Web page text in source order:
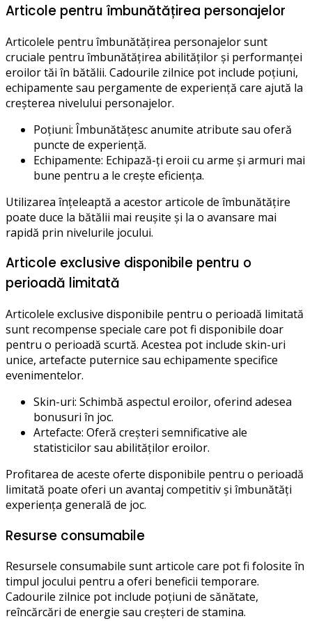
Articole pentru îmbunătățirea personajelor
Articolele pentru îmbunătățirea personajelor sunt
cruciale pentru îmbunătățirea abilităților și performanței
eroilor tăi în bătălii. Cadourile zilnice pot include poțiuni,
echipamente sau pergamente de experiență care ajută la
creșterea nivelului personajelor.
Poțiuni: Îmbunătățesc anumite atribute sau oferă
puncte de experiență.
Echipamente: Echipază-ți eroii cu arme și armuri mai
bune pentru a le crește eficiența.
Utilizarea înțeleaptă a acestor articole de îmbunătățire
poate duce la bătălii mai reușite și la o avansare mai
rapidă prin nivelurile jocului.
Articole exclusive disponibile pentru o
perioadă limitată
Articolele exclusive disponibile pentru o perioadă limitată
sunt recompense speciale care pot fi disponibile doar
pentru o perioadă scurtă. Acestea pot include skin-uri
unice, artefacte puternice sau echipamente specifice
evenimentelor.
Skin-uri: Schimbă aspectul eroilor, oferind adesea
bonusuri în joc.
Artefacte: Oferă creșteri semnificative ale
statisticilor sau abilităților eroilor.
Profitarea de aceste oferte disponibile pentru o perioadă
limitată poate oferi un avantaj competitiv și îmbunătăți
experiența generală de joc.
Resurse consumabile
Resursele consumabile sunt articole care pot fi folosite în
timpul jocului pentru a oferi beneficii temporare.
Cadourile zilnice pot include poțiuni de sănătate,
reîncărcări de energie sau creșteri de stamina.